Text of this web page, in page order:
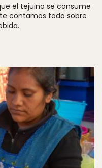
el tejuino se consume
contamos todo sobre